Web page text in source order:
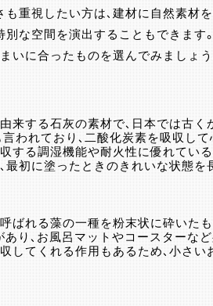
重視したい方は、建材に自然素材
な空間を演出することもできま
いに合ったものを選んでみましょ
来する石灰の素材で、日本では古
言われており、二酸化炭素を吸収し
する調湿機能や耐火性に優れてい
最初に塗ったときのきれいな状態を
呼ばれる藻の一種を粉末状に砕い
あり、お風呂マットやコースターな
してくれる作用もあるため、小さ